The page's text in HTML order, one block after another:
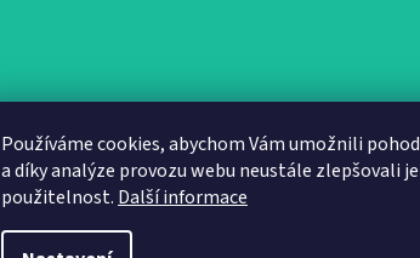
Používáme cookies, abychom Vám umožnili
a díky analýze provozu webu neustále zlepšovali
použitelnost. Další informace